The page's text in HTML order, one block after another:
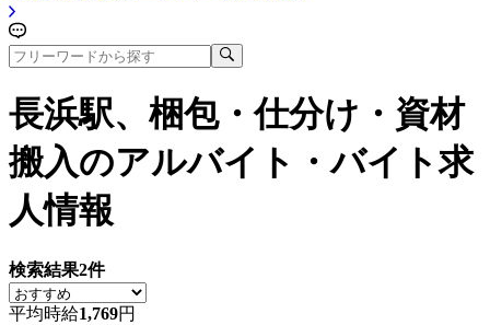
長浜駅、梱包・仕分け・資材
搬入のアルバイト・バイト求
人情報
検索結果2件
平均時給1,769円